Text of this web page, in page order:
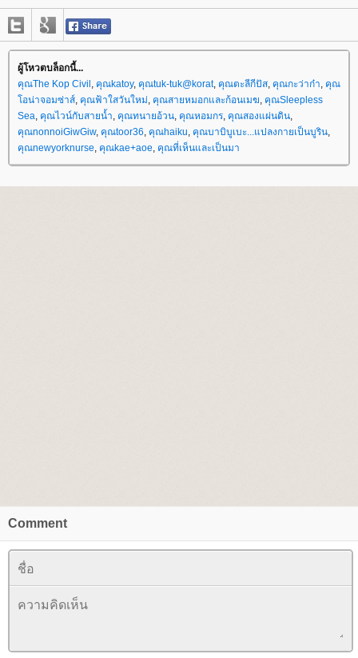
ผู้โหวตบล็อกนี้...
คุณThe Kop Civil , คุณkatoy, คุณtuk-tuk@korat, คุณตะลีกีปัส, คุณกะว่าก๋า, คุณ
อน่าจอมซ่าส์, คุณฟ้าใสวันใหม่, คุณสายหมอกและก้อนเมฆ, คุณSleepless
Sea, คุณไวน์กับสายน้ำ, คุณทนายอ้วน, คุณหอมกร, คุณสองแผ่นดิน,
คุณnonnoiGiwGiw, คุณtoor36, คุณhaiku, คุณบาบิบูเบะ...แปลงกายเป็นบูริน,
คุณnewyorknurse, คุณkae+aoe, คุณที่เห็นและเป็นมา
Comment